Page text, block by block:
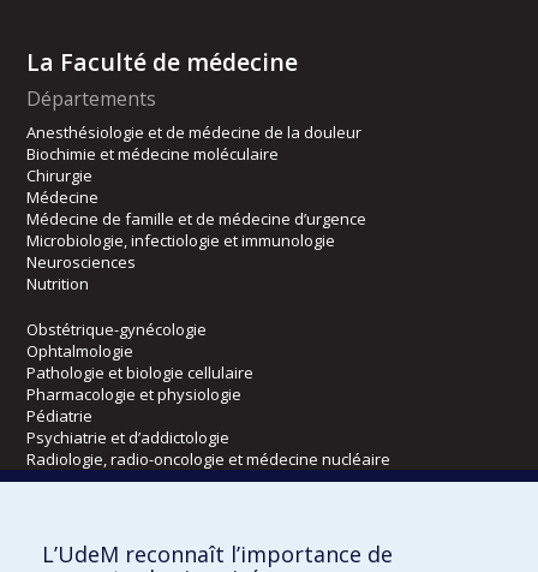
La Faculté de médecine
Départements
Anesthésiologie et de médecine de la douleur
Biochimie et médecine moléculaire
Chirurgie
Médecine
Médecine de famille et de médecine d’urgence
Microbiologie, infectiologie et immunologie
Neurosciences
Nutrition
Obstétrique-gynécologie
Ophtalmologie
Pathologie et biologie cellulaire
Pharmacologie et physiologie
Pédiatrie
Psychiatrie et d’addictologie
Radiologie, radio-oncologie et médecine nucléaire
Écoles
L’UdeM reconnaît l’importance de